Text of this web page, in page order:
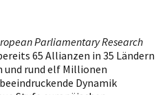
Parliamentary Research
65 Allianzen in 35 Ländern
und rund elf Millionen
Dynamik